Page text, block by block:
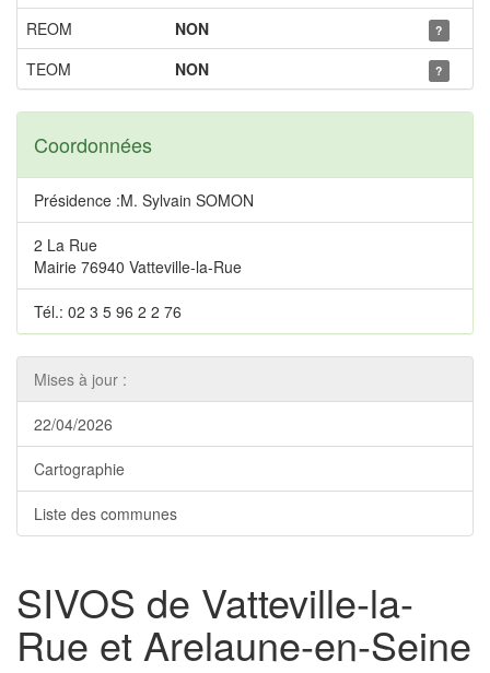
REOM
NON ?
TEOM NON ?
Coordonnées
Présidence :M. Sylvain SOMON
2 La Rue
Mairie 76940 Vatteville-la-Rue
Tél.: 02 3 5 96 2 2 76
Mises à jour :
22/04/2026
Cartographie
Liste des communes
SIVOS de Vatteville-la-
Rue et Arelaune-en-Seine